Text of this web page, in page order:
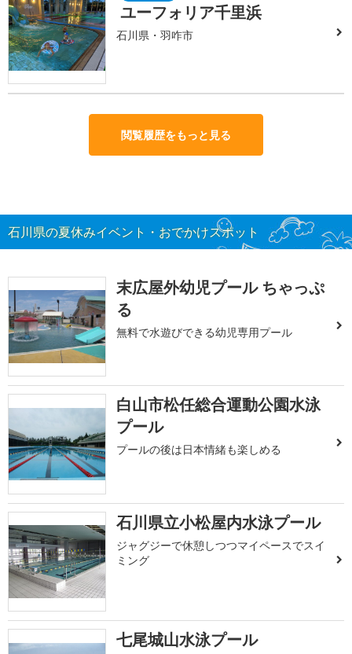
ユーフォリア千里浜
石川県・羽咋市
閲覧履歴をもっと見る
石川県の夏休みイベント・おでかけスポット
末広屋外幼児プール ちゃっぷ
る
無料で水遊びできる幼児専用プール
白山市松任総合運動公園水泳
プール
プールの後は日本情緒も楽しめる
石川県立小松屋内水泳プール
ジャグジーで休憩しつつマイペースでスイ
ミング
七尾城山水泳プール